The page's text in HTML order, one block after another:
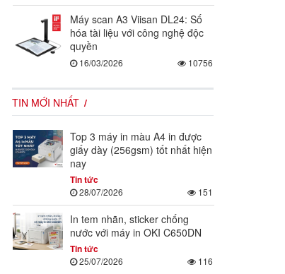
Máy scan A3 Viisan DL24: Số
hóa tài liệu với công nghệ độc
quyền
16/03/2026 10756
TIN MỚI NHẤT
Top 3 máy in màu A4 in được
giấy dày (256gsm) tốt nhất hiện
nay
Tin tức
28/07/2026 151
In tem nhãn, sticker chống
nước với máy in OKI C650DN
Tin tức
25/07/2026 116